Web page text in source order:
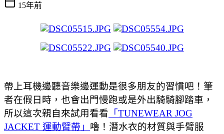
15年前
帶上耳機邊聽音樂邊運動是很多朋友的習慣吧！筆
者在假日時，也會出門慢跑或是外出騎騎腳踏車，
所以這次親自來試用看看 「TUNEWEAR JOG
JACKET 運動臂帶」 嚕！潛水衣的材質與手臂服